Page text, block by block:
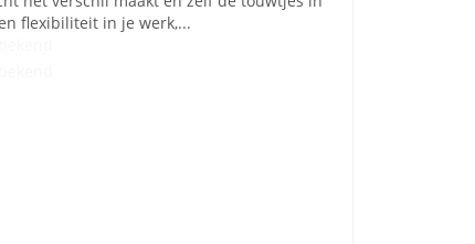
flexibiliteit in je werk,...